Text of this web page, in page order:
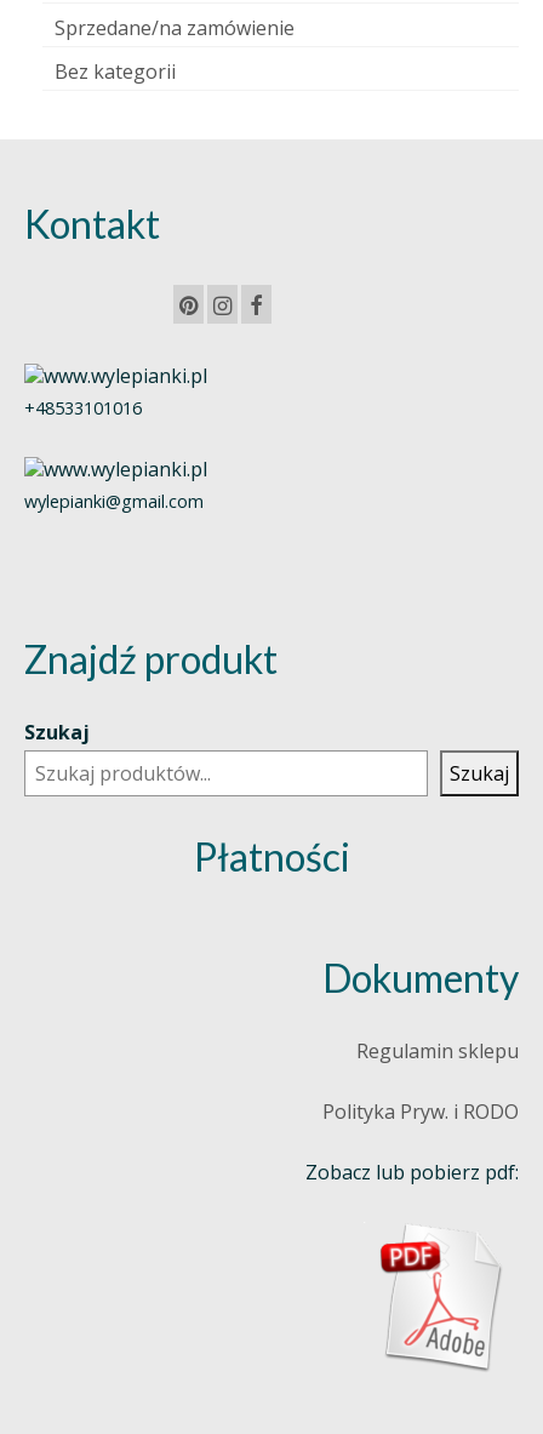
Sprzedane/na zamówienie
Bez kategorii
Kontakt
+48533101016
wylepianki@gmail.com
Znajdź produkt
Szukaj
Szukaj
Płatności
Dokumenty
Regulamin sklepu
Polityka Pryw. i RODO
Zobacz lub pobierz pdf: